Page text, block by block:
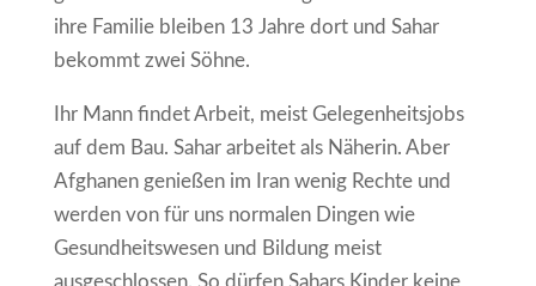
ihre Familie bleiben 13 Jahre dort und Sahar
bekommt zwei Söhne.
Ihr Mann findet Arbeit, meist Gelegenheitsjobs
auf dem Bau. Sahar arbeitet als Näherin. Aber
Afghanen genießen im Iran wenig Rechte und
werden von für uns normalen Dingen wie
Gesundheitswesen und Bildung meist
ausgeschlossen. So dürfen Sahars Kinder keine